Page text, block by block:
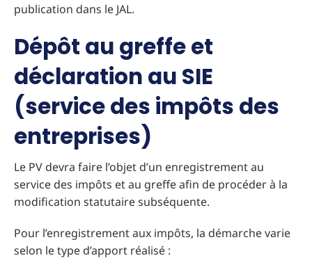
publication dans le JAL.
Dépôt au greffe et
déclaration au SIE
(service des impôts des
entreprises)
Le PV devra faire l’objet d’un enregistrement au
service des impôts et au greffe afin de procéder à la
modification statutaire subséquente.
Pour l’enregistrement aux impôts, la démarche varie
selon le type d’apport réalisé :